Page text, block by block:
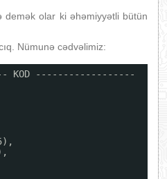
demək olar ki əhəmiyyətli bütün
Nümunə cədvəlimiz:
------------------